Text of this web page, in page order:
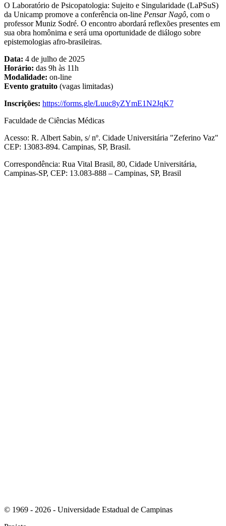
O Laboratório de Psicopatologia: Sujeito e Singularidade (LaPSuS)
da Unicamp promove a conferência on-line Pensar Nagô, com o
professor Muniz Sodré. O encontro abordará reflexões presentes em
sua obra homônima e será uma oportunidade de diálogo sobre
epistemologias afro-brasileiras.
Data: 4 de julho de 2025
Horário: das 9h às 11h
Modalidade: on-line
Evento gratuito (vagas limitadas)
Inscrições: https://forms.gle/Luuc8yZYmE1N2JqK7
Faculdade de Ciências Médicas
Acesso: R. Albert Sabin, s/ nº. Cidade Universitária "Zeferino Vaz"
CEP: 13083-894. Campinas, SP, Brasil.
Correspondência: Rua Vital Brasil, 80, Cidade Universitária,
Campinas-SP, CEP: 13.083-888 – Campinas, SP, Brasil
© 1969 - 2026 - Universidade Estadual de Campinas